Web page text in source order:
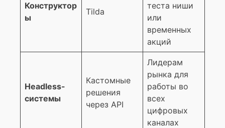
Конструктор
ы
Tilda
теста ниши
или
временных
акций
Headless-
системы
Кастомные
решения
через API
Лидерам
рынка для
работы во
всех
цифровых
каналах